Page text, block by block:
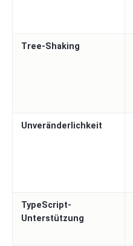
Tree-Shaking
Unveränderlichkeit
TypeScript-
Unterstützung